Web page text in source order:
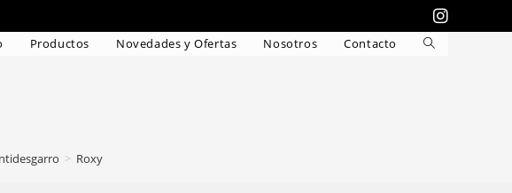
Productos Novedades y Ofertas Nosotros Contacto
Alternar
> Roxy